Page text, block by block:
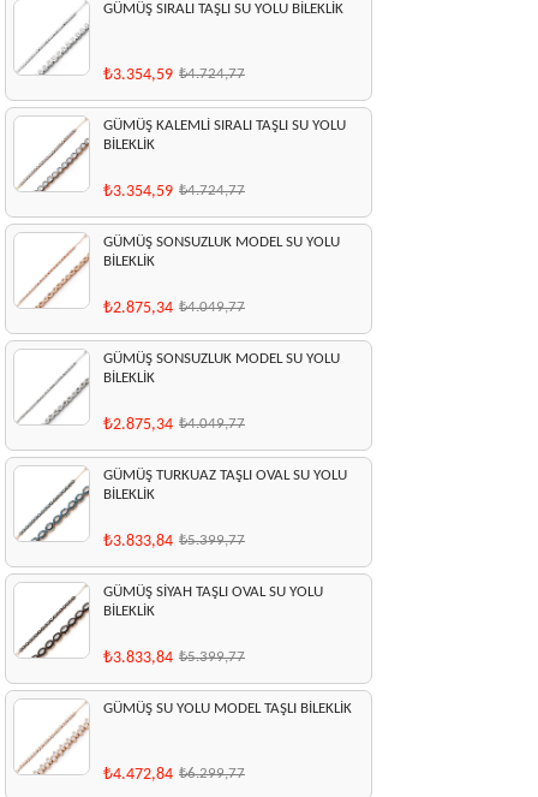
GÜMÜŞ SIRALI TAŞLI SU YOLU BİLEKLİK
₺3.354,59 ₺4.724,77
GÜMÜŞ KALEMLİ SIRALI TAŞLI SU YOLU
BİLEKLİK
₺3.354,59 ₺4.724,77
GÜMÜŞ SONSUZLUK MODEL SU YOLU
BİLEKLİK
₺2.875,34 ₺4.049,77
GÜMÜŞ SONSUZLUK MODEL SU YOLU
BİLEKLİK
₺2.875,34 ₺4.049,77
GÜMÜŞ TURKUAZ TAŞLI OVAL SU YOLU
BİLEKLİK
₺3.833,84 ₺5.399,77
GÜMÜŞ SİYAH TAŞLI OVAL SU YOLU
BİLEKLİK
₺3.833,84 ₺5.399,77
GÜMÜŞ SU YOLU MODEL TAŞLI BİLEKLİK
₺4.472,84 ₺6.299,77